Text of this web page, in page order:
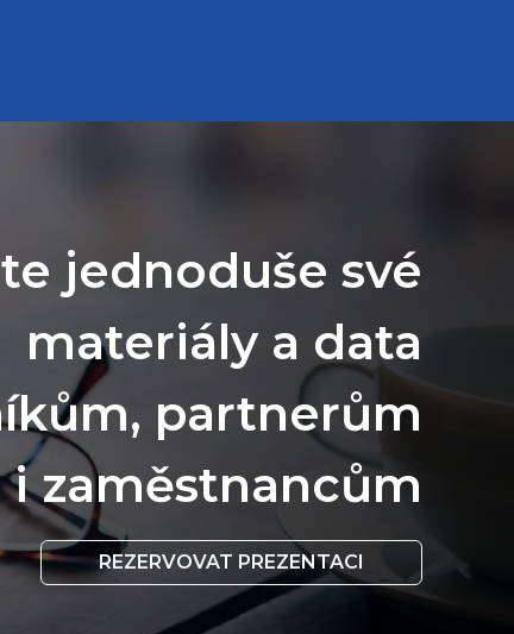
jednoduše své
materiály a data
partnerům
i zaměstnancům
REZERVOVAT PREZENTACI